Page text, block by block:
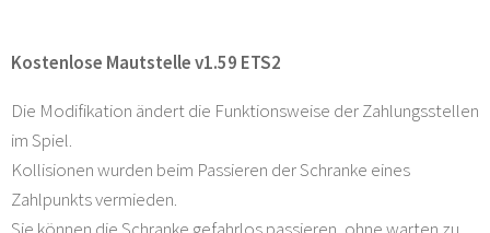
Kostenlose Mautstelle v1.59 ETS2
Die Modifikation ändert die Funktionsweise der Zahlungsstellen
im Spiel.
Kollisionen wurden beim Passieren der Schranke eines
Zahlpunkts vermieden.